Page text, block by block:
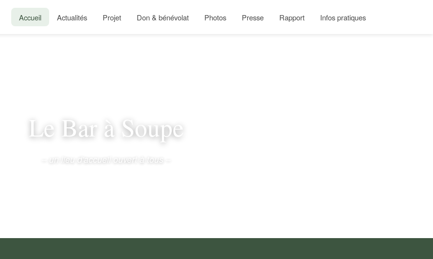
Accueil Actualités Projet Don & bénévolat Photos Presse Rapport Infos pratiques
Le Bar à Soupe
– un lieu d'accueil ouvert à tous –